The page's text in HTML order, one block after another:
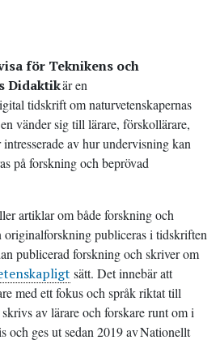
för Teknikens och
Didaktikär en
tidskrift om naturvetenskapernas
vänder sig till lärare, förskollärare,
av hur undervisning kan
på forskning och beprövad
artiklar om både forskning och
originalforskning publiceras i tidskriften
publicerad forskning och skriver om
sätt. Det innebär att
med ett fokus och språk riktat till
av lärare och forskare runt om i
och ges ut sedan 2019 av Nationellt